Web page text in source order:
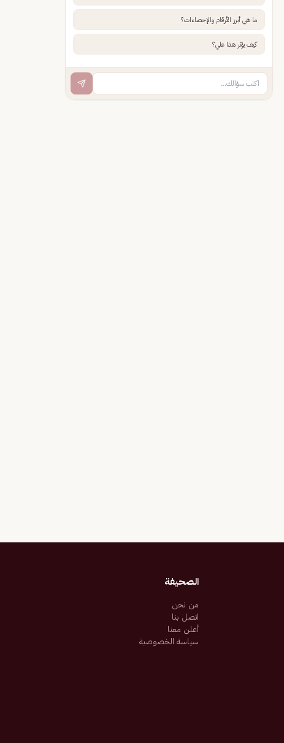
ما هي أبرز الأرقام والإحصاءات؟
كيف يؤثر هذا علي؟
الصحيفة
من نحن
اتصل بنا
أعلن معنا
سياسة الخصوصية